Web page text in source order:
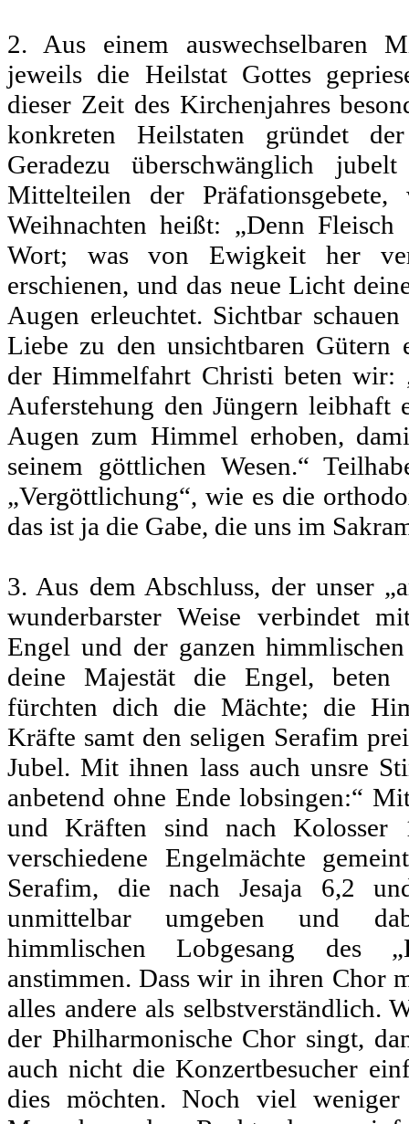
2. Aus einem auswechselbaren
jeweils die Heilstat Gottes
dieser Zeit des Kirchenjahres
konkreten Heilstaten gründet
Geradezu überschwänglich
Mittelteilen der
Weihnachten heißt: „Denn
Wort; was von Ewigkeit her
erschienen, und das neue Licht
Augen erleuchtet. Sichtbar
Liebe zu den unsichtbaren Gütern
der Himmelfahrt Christi beten wir:
Auferstehung den Jüngern leibhaft
Augen zum Himmel erhoben,
seinem göttlichen Wesen.“
„Vergöttlichung“, wie es die
das ist ja die Gabe, die uns im
3. Aus dem Abschluss, der unser
wunderbarster Weise verbindet
Engel und der ganzen
deine Majestät die Engel,
fürchten dich die Mächte; die
Kräfte samt den seligen Serafim
Jubel. Mit ihnen lass auch unsre
anbetend ohne Ende lobsingen:“
und Kräften sind nach Kolosser
verschiedene Engelmächte
Serafim, die nach Jesaja 6,2
unmittelbar umgeben und
himmlischen Lobgesang des
anstimmen. Dass wir in ihren Chor
alles andere als selbstverständlich.
der Philharmonische Chor singt,
auch nicht die Konzertbesucher
dies möchten. Noch viel